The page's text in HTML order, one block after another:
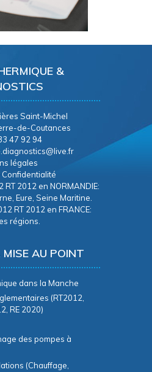
&
Saint-Michel
de-Coutances
47 92 94
légales
RT 2012 en NORMANDIE:
Eure, Seine Maritine.
RT 2012 en FRANCE:
régions.
MISE AU POINT
dans la Manche
(RT2012,
RE 2020)
des pompes à
(Chauffage,